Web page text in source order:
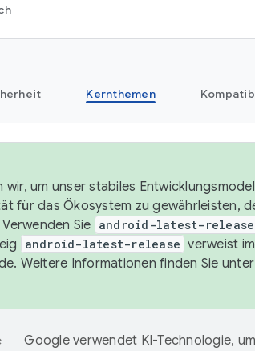
Kernthemen
wir, um unser stabiles
für das Ökosystem zu gewährleisten,
Sie android-latest-release
android-latest-release verweist
Weitere Informationen finden Sie
Google verwendet KI-Technologie,